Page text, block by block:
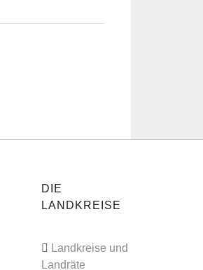
DIE
LANDKREISE
Landkreise und
Landräte